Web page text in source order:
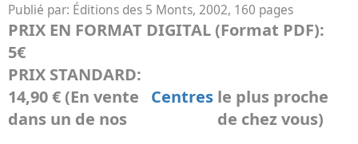
Publié par: Éditions des 5 Monts, 2002, 160 pages
PRIX EN FORMAT DIGITAL (Format PDF):
5€
PRIX STANDARD:
14,90 € (En vente
dans un de nos
Centres le plus proche
de chez vous)